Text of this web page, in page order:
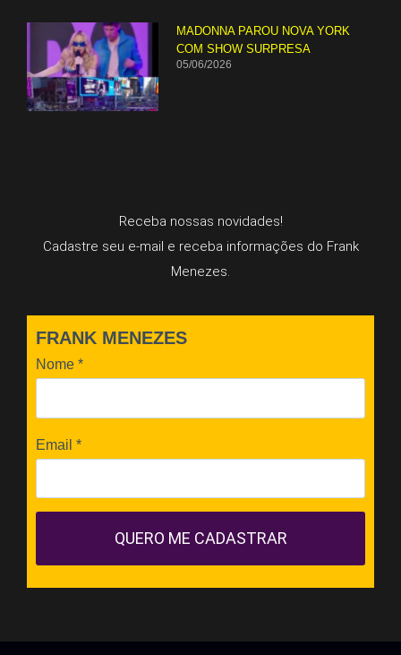
MADONNA PAROU NOVA YORK
COM SHOW SURPRESA
05/06/2026
Receba nossas novidades!
Cadastre seu e-mail e receba informações do Frank
Menezes.
FRANK MENEZES
Nome *
Email *
QUERO ME CADASTRAR